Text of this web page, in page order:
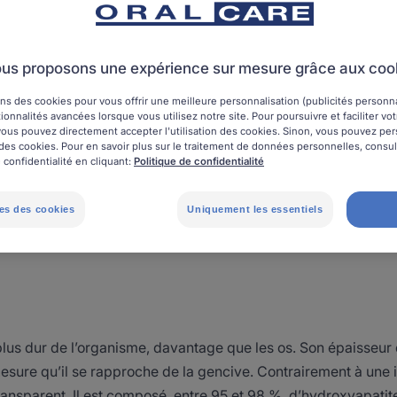
chaque fois que vous vous brossez les dents (donc au
vous vraiment ? Pour pouvoir indiquer à votre
avez constatés entre deux consultations, et lui décrire
de bien connaître l’anatomie de la dent. Voici donc un
dur de l’organisme, davantage que les os. Son
qu’il se rapproche de la gencive. Contrairement à une
proposons une expérience sur mesure grâce aux
des cookies pour vous offrir une meilleure personnalisation (publicités
avancées lorsque vous utilisez notre site. Pour poursuivre et faciliter
pouvez directement accepter l'utilisation des cookies. Sinon, vous pouvez
cookies. Pour en savoir plus sur le traitement de données personnelles,
confidentialité en cliquant: Politique de confidentialité
des cookies Uniquement les essentiels